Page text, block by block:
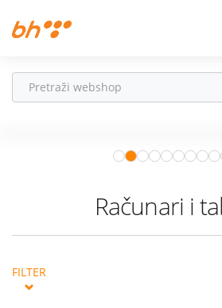
Fiksna
Akcije
Ne propusti
od 04.08.–31.08. očekuju te
super pokloni!
Računari i
FILTER